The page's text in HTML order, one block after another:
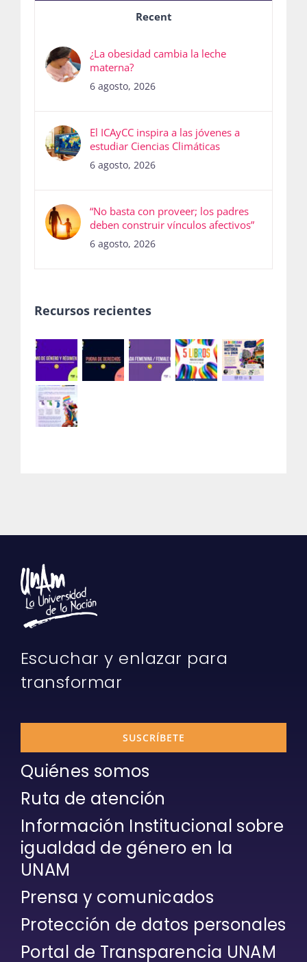
Recent
¿La obesidad cambia la leche
materna?
6 agosto, 2026
El ICAyCC inspira a las jóvenes a
estudiar Ciencias Climáticas
6 agosto, 2026
“No basta con proveer; los padres
deben construir vínculos afectivos”
6 agosto, 2026
Recursos recientes
Escuchar y enlazar para
transformar
SUSCRÍBETE
Quiénes somos
Ruta de atención
Información Institucional sobre
igualdad de género en la
UNAM
Prensa y comunicados
Protección de datos personales
Portal de Transparencia UNAM